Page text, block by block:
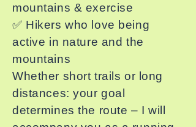
mountains & exercise
✅ Hikers who love being
active in nature and the
mountains
Whether short trails or long
distances: your goal
determines the route – I will